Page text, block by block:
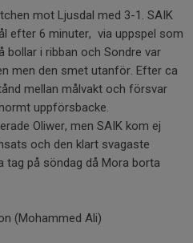
mot Ljusdal med 3-1. SAIK
efter 6 minuter, via uppspel som
bollar i ribban och Sondre var
men den smet utanför. Efter ca
mellan målvakt och försvar
uppförsbacke.
Oliwer, men SAIK kom ej
och den klart svagaste
tag på söndag då Mora borta
(Mohammed Ali)